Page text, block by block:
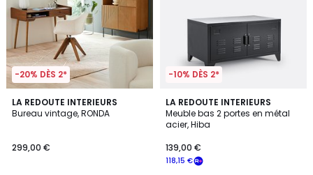
-20% DÈS 2*
LA REDOUTE INTERIEURS
Bureau vintage, RONDA
299,00 €
3,8
/ 5
-10% DÈS 2*
LA REDOUTE INTERIEURS
Meuble bas 2 portes en métal
acier, Hiba
118,15 €
139,00 €
3,3
/ 5
4
Couleurs